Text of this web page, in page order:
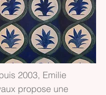
2003, Emilie
propose une